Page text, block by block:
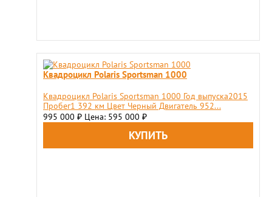
Квадроцикл Polaris Sportsman 1000
Квадроцикл Polaris Sportsman 1000 Год выпуска2015
Пробег1 392 км Цвет Черный Двигатель 952...
995 000 ₽ Цена: 595 000 ₽